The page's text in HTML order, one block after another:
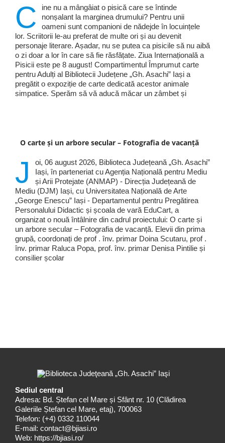
C
ine nu a mângâiat o pisică care se întinde
nonșalant la marginea drumului? Pentru unii
oameni sunt companioni de nădejde în locuințele
lor. Scriitorii le-au preferat de multe ori și au devenit
personaje literare. Așadar, nu se putea ca pisicile să nu aibă
o zi doar a lor în care să fie răsfățate. Ziua Internațională a
Pisicii este pe 8 august! Compartimentul Împrumut carte
pentru Adulți al Bibliotecii Județene „Gh. Asachi” Iași a
pregătit o expoziție de carte dedicată acestor animale
simpatice. Sperăm să vă aducă măcar un zâmbet și
O carte și un arbore secular – Fotografia de vacanță
J
oi, 06 august 2026, Biblioteca Județeană „Gh. Asachi”
Iași, în parteneriat cu Agenția Națională pentru Mediu
și Arii Protejate (ANMAP) - Direcția Județeană de
Mediu (DJM) Iași, cu Universitatea Națională de Arte
„George Enescu” Iași - Departamentul pentru Pregătirea
Personalului Didactic și școala de vară EduCart, a
organizat o nouă întâlnire din cadrul proiectului: O carte și
un arbore secular – Fotografia de vacanță. Elevii din prima
grupă, coordonați de prof . înv. primar Doina Scutaru, prof .
înv. primar Raluca Popa, prof. înv. primar Denisa Pintilie și
consilier școlar
Sediul central
Adresa: Bd. Ștefan cel Mare și Sfânt nr. 10 (Clădirea
Galeriile Ștefan cel Mare, etaj), 700063
Telefon: (+4) 0332 110044
E-mail: contact@bjiasi.ro
Web: https://bjiasi.ro/